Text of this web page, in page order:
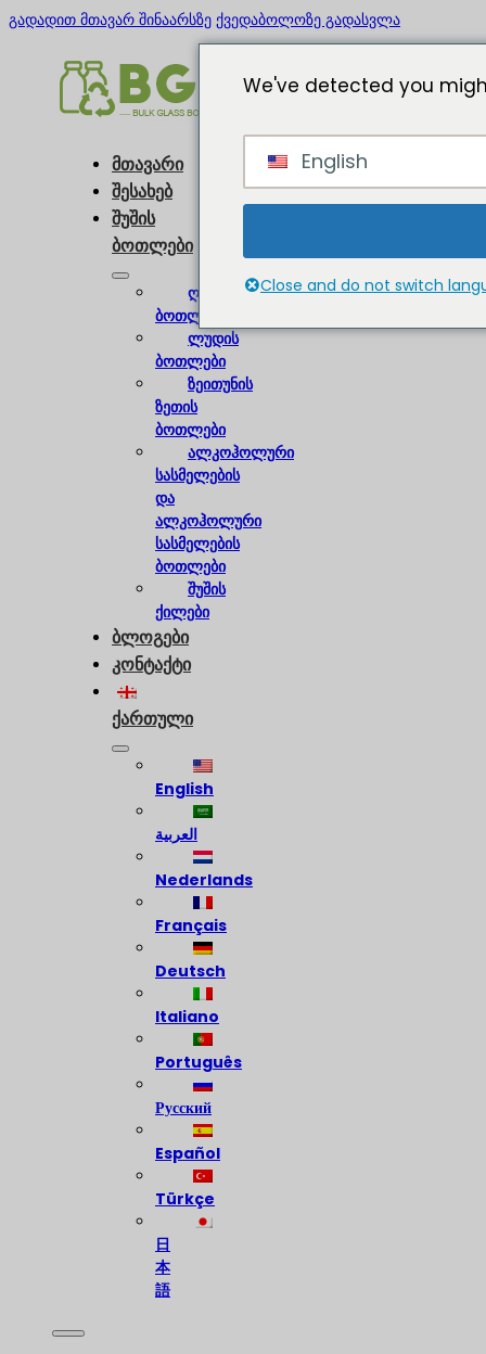
გადადით მთავარ შინაარსზე ქვედაბოლოზე გადასვლა
მთავარი
შესახებ
შუშის
ბოთლები
ღვინის
ბოთლები
ლუდის
ბოთლები
ზეითუნის
ზეთის
ბოთლები
ალკოჰოლური
სასმელების
და
ალკოჰოლური
სასმელების
ბოთლები
შუშის
ქილები
ბლოგები
კონტაქტი
ქართული
English
العربية
Nederlands
Français
Deutsch
Italiano
Português
Русский
Español
Türkçe
日
本
語
We've detected you
English
Close and do not switch